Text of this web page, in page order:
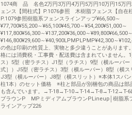
1074商 品 名色2万円3万円4万円5万円10万円15万円
ェンス【間柱式】P.1076参照 木樹脂フェンス【自在柱
P.1079参照樹脂系フェンスラインアップ¥66,500～
¥77,700¥55,200～¥65,100¥45,700～¥54,200¥51,000～
¥117,800¥56,300～¥137,200¥36,000～¥89,800¥66,500～
¥146,800¥29,600～¥40,900LPMPLPMP¥42,300～
の色は印刷の性質上、実物と多少違うことがあります
格には消費税・工事費・配送費は含まれていません。
ス）5型（密ラチス）J1型（ラチス）9型（横ルーパー
式］）J5型（密ラチス）3型（横ルーパー）8型（横ス
J3型（横ルーパー）J8型（横スリット）※本体1スパン
柱1本）のセット価格 ※柱と部品が別梱包の商品は部
も含んでいます。→T-18→T-10→T-14→T-8→T-12→T-
ブラウンP MPミディアムブラウンPLineup│樹脂系
ラインアップ226